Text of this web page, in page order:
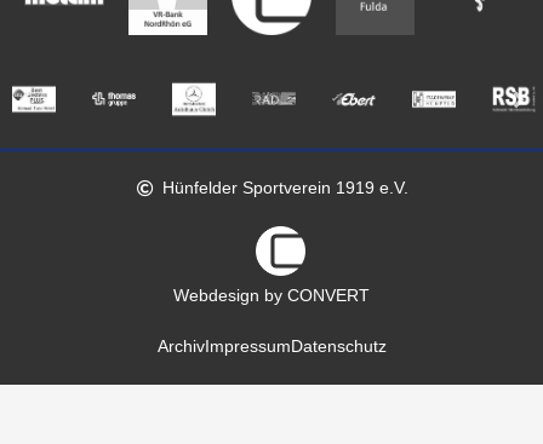
Hünfelder Sportverein 1919 e.V.
Webdesign by CONVERT
ArchivImpressum Datenschutz